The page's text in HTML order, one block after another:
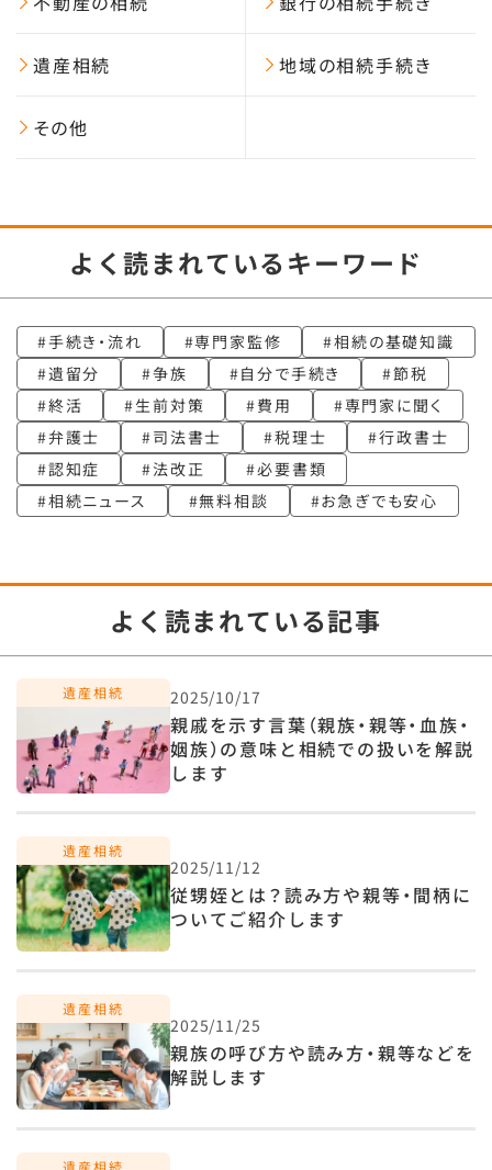
遺産相続 地域の相続手続き
その他
よく読まれているキーワード
手続き・流れ 専門家監修
相続の基礎知識
遺留分
争族 自分で手続き
節税
終活
生前対策 費用
専門家に聞く
弁護士
司法書士 税理士
行政書士
認知症
法改正
必要書類
相続ニュース
無料相談 お急ぎでも安心
よく読まれている記事
2025/10/17
親戚を示す言葉（親族・親等・血族・
姻族）の意味と相続での扱いを解説
します
2025/11/12
従甥姪とは？読み方や親等・間柄に
ついてご紹介します
2025/11/25
親族の呼び方や読み方・親等などを
解説します